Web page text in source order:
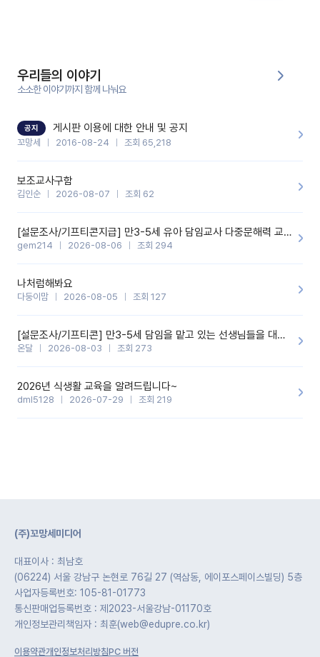
겪은 일과 학부모님께 전달드렸던 내용을 함께 보시고,저와 비슷한
을 많이 하는데,꼬망봇 덕분에 고민하는 시간을 줄이고 학부모님을
안심시킬 수 있었습니다.이 부분은 꼬망봇이 추가로 알려준 응대 tip
입니다.학부모님께 전화를 드리기 전에, 내용을 숙지하여 좀 더 전문
성 있는 교사가 되어 대화를 나눌 수 있었습니다.꼬망세 AI학부모 응
기능을 개발해 주셔서 감사합니다.
우리들의 이야기
소소한 이야기까지 함께 나눠요
공지 게시판 이용에 대한 안내 및 공지
꼬망세 2016-08-24 조회 65,218
보조교사구함
김인순 2026-08-07 조회 62
[설문조사/기프티콘지급] 만3-5세 유아 담임교사 다중문해력 교육 증진을 위한 설문조사
gem214 2026-08-06 조회 294
나처럼해봐요
다둥이맘 2026-08-05 조회 127
[설문조사/기프티콘] 만3-5세 담임을 맡고 있는 선생님들을 대상으로 설문조사를 합니다!
온달 2026-08-03 조회 273
2026년 식생활 교육을 알려드립니다~
dml5128 2026-07-29 조회 219
(주)꼬망세미디어
대표이사 : 최남호
(06224) 서울 강남구 논현로 76길 27 (역삼동, 에이포스페이스빌딩) 5층
사업자등록번호: 105-81-01773
통신판매업등록번호 : 제2023-서울강남-01170호
개인정보관리책임자 : 최훈(web@edupre.co.kr)
이용약관개인정보처리방침PC 버전